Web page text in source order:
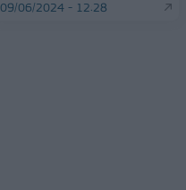
09/06/2024 - 12:28